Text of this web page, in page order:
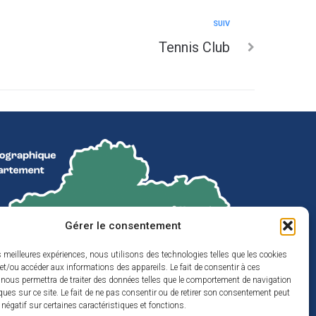
Gérer le consentement
meilleures expériences, nous utilisons des technologies telles que les cookies
ou accéder aux informations des appareils. Le fait de consentir à ces
permettra de traiter des données telles que le comportement de navigation
sur ce site. Le fait de ne pas consentir ou de retirer son consentement peut
négatif sur certaines caractéristiques et fonctions.
SUIV
Tennis Club